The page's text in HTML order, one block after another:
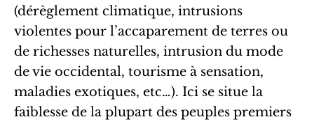
(dérèglement climatique, intrusions
violentes pour l’accaparement de terres ou
de richesses naturelles, intrusion du mode
de vie occidental, tourisme à sensation,
maladies exotiques, etc…). Ici se situe la
faiblesse de la plupart des peuples premiers